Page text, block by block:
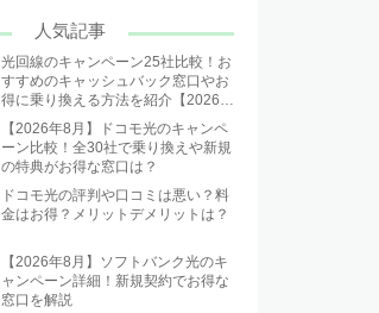
人気記事
光回線のキャンペーン25社比較！お
すすめのキャッシュバック窓口やお
得に乗り換える方法を紹介【2026年
8月】
【2026年8月】ドコモ光のキャンペ
ーン比較！全30社で乗り換えや新規
の特典がお得な窓口は？
ドコモ光の評判や口コミは悪い？料
金はお得？メリットデメリットは？
【2026年8月】ソフトバンク光のキ
ャンペーン詳細！新規契約でお得な
窓口を解説